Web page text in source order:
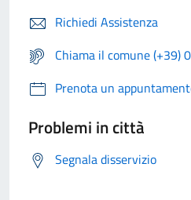
Richiedi Assistenza
Chiama il comune (+39)
Prenota un
Problemi in città
Segnala disservizio